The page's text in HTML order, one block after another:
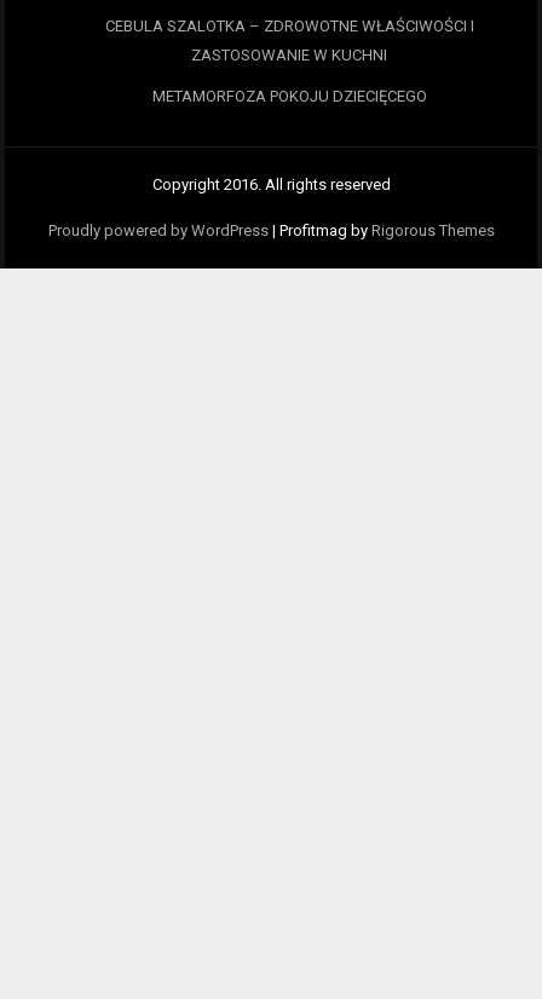
CEBULA SZALOTKA – ZDROWOTNE WŁAŚCIWOŚCI I
ZASTOSOWANIE W KUCHNI
METAMORFOZA POKOJU DZIECIĘCEGO
Copyright 2016. All rights reserved
Proudly powered by WordPress | Profitmag by Rigorous Themes